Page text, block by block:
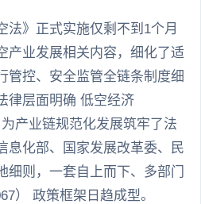
法》正式实施仅剩不到1个月
产业发展相关内容，细化了适
管控、安全监管全链条制度细
律层面明确 低空经济
为产业链规范化发展筑牢了法
息化部、国家发展改革委、民
细则，一套自上而下、多部门
） 政策框架日趋成型。